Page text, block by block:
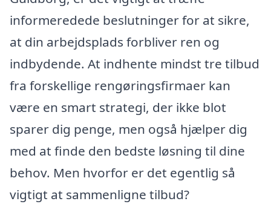
informeredede beslutninger for at sikre,
at din arbejdsplads forbliver ren og
indbydende. At indhente mindst tre tilbud
fra forskellige rengøringsfirmaer kan
være en smart strategi, der ikke blot
sparer dig penge, men også hjælper dig
med at finde den bedste løsning til dine
behov. Men hvorfor er det egentlig så
vigtigt at sammenligne tilbud?